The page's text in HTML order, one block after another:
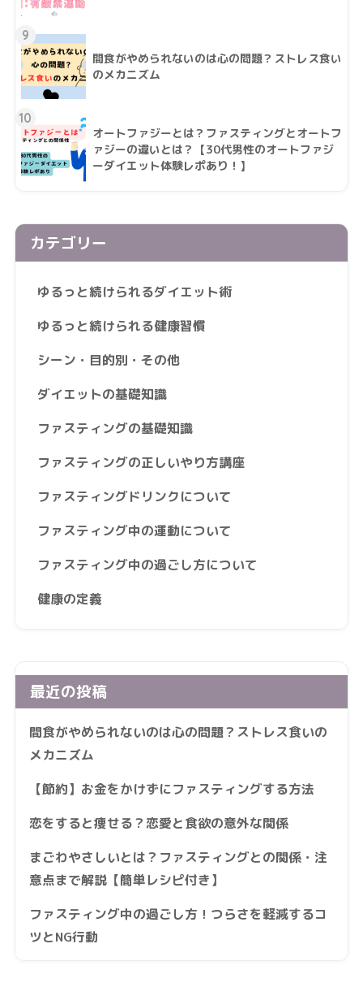
9
間食がやめられないのは心の問題？ストレス食い
のメカニズム
10
オートファジーとは？ファスティングとオートフ
ァジーの違いとは？【30代男性のオートファジ
ーダイエット体験レポあり！】
カテゴリー
ゆるっと続けられるダイエット術
ゆるっと続けられる健康習慣
シーン・目的別・その他
ダイエットの基礎知識
ファスティングの基礎知識
ファスティングの正しいやり方講座
ファスティングドリンクについて
ファスティング中の運動について
ファスティング中の過ごし方について
健康の定義
最近の投稿
間食がやめられないのは心の問題？ストレス食いの
メカニズム
【節約】お金をかけずにファスティングする方法
恋をすると痩せる？恋愛と食欲の意外な関係
まごわやさしいとは？ファスティングとの関係・注
意点まで解説【簡単レシピ付き】
ファスティング中の過ごし方！つらさを軽減するコ
ツとNG行動